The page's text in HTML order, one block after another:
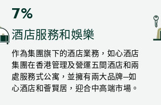
7%
酒店服務和娛樂
作為集團旗下的酒店業務，如心酒店
集團在香港管理及營運五間酒店和兩
處服務式公寓，並擁有兩大品牌─如
心酒店和薈賢居，迎合中高端市場。